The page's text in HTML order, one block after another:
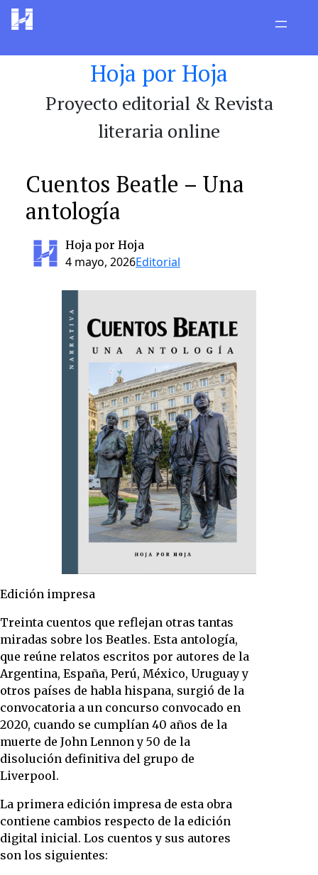
Saltar
Hoja por Hoja
Proyecto editorial & Revista
literaria online
Cuentos Beatle – Una
antología
Hoja por Hoja
4 mayo, 2026Editorial
Edición impresa
Treinta cuentos que reflejan otras tantas
miradas sobre los Beatles. Esta antología,
que reúne relatos escritos por autores de la
Argentina, España, Perú, México, Uruguay y
otros países de habla hispana, surgió de la
convocatoria a un concurso convocado en
2020, cuando se cumplían 40 años de la
muerte de John Lennon y 50 de la
disolución definitiva del grupo de
Liverpool.
La primera edición impresa de esta obra
contiene cambios respecto de la edición
digital inicial. Los cuentos y sus autores
son los siguientes: